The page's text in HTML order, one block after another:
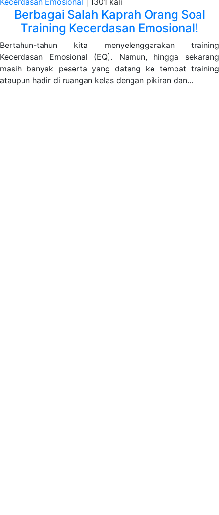
Berbagai Salah Kaprah Orang Soal
Training Kecerdasan Emosional!
Bertahun-tahun kita menyelenggarakan training
Kecerdasan Emosional (EQ). Namun, hingga sekarang
masih banyak peserta yang datang ke tempat training
ataupun hadir di ruangan kelas dengan pikiran dan...